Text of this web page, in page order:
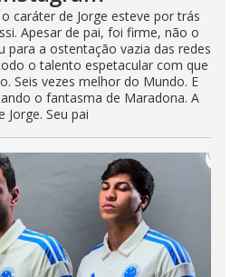
caráter de Jorge esteve por trás
Apesar de pai, foi firme, não o
para a ostentação vazia das redes
o talento espetacular com que
Seis vezes melhor do Mundo. E
o fantasma de Maradona. A
Jorge. Seu pai